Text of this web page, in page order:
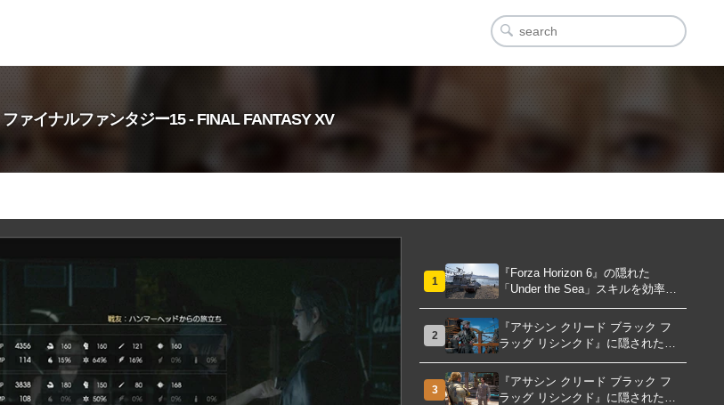
ファイナルファンタジー15 - FINAL FANTASY XV
1
『Forza Horizon 6』の隠れた
「Under the Sea」スキルを効率的
に獲得する方法！チャレンジクリ
アの鍵は伊東の海藻養殖場にあ
り！
2
『アサシン クリード ブラック フ
ラッグ リシンクド』に隠された
「黒ひげの財宝」の謎を解き明か
す！海底洞窟の危険を乗り越え、
伝説の報酬を手に入れよう
3
『アサシン クリード ブラック フ
ラッグ リシンクド』に隠された